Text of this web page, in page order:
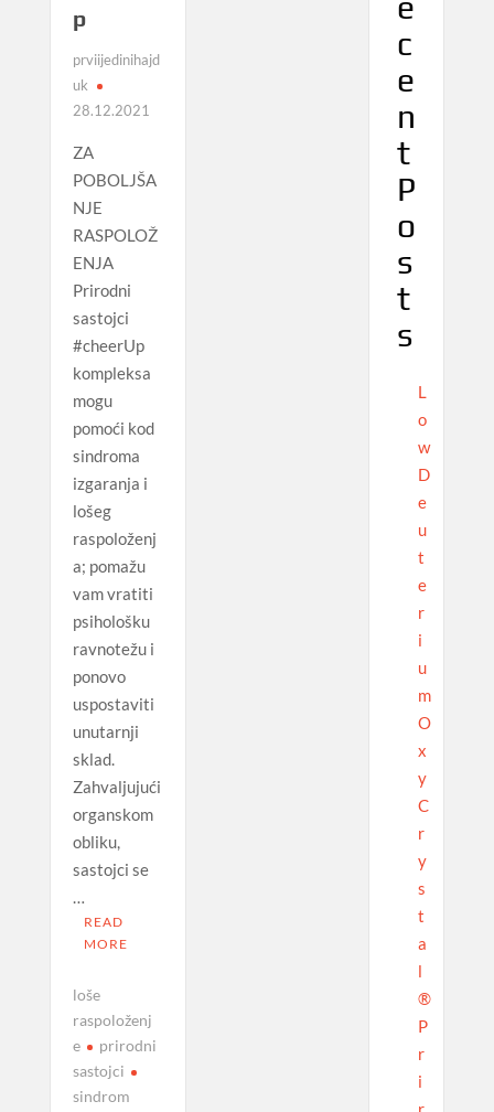
p
prviijedinihajd
uk
28.12.2021
ZA
POBOLJŠA
NJE
RASPOLOŽ
ENJA
Prirodni
sastojci
#cheerUp
kompleksa
mogu
pomoći kod
sindroma
izgaranja i
lošeg
raspoloženj
a; pomažu
vam vratiti
psihološku
ravnotežu i
ponovo
uspostaviti
unutarnji
sklad.
Zahvaljujući
organskom
obliku,
sastojci se
…
READ
MORE
loše
raspoloženj
e
prirodni
sastojci
sindrom
c
e
n
t
P
o
s
t
s
L
o
w
D
e
u
t
e
r
i
u
m
O
x
y
C
r
y
s
t
a
l
®
P
r
i